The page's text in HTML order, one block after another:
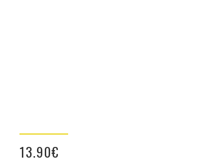
13.90€